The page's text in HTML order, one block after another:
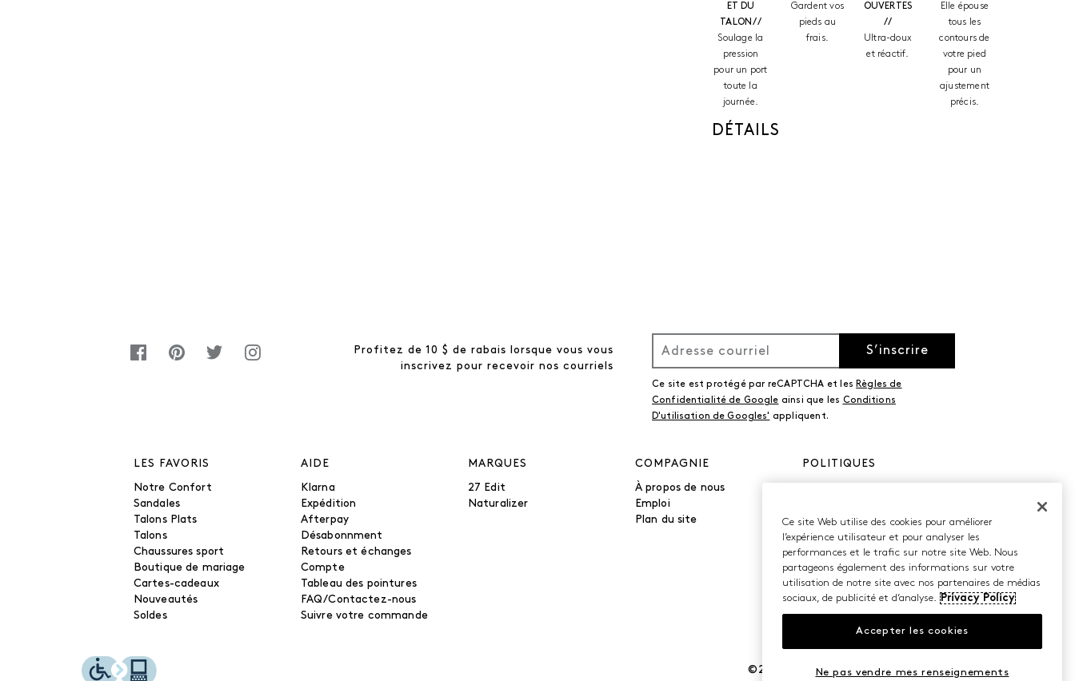
ET DU
TALON //
Soulage la
pression
pour un port
toute la
journée.
Gardent vos
pieds au
frais.
OUVERTES
//
Ultra-doux
et réactif.
Elle épouse
tous les
contours de
votre pied
pour un
ajustement
précis.
DÉTAILS
Profitez de 10 $ de rabais lorsque vous vous
inscrivez pour recevoir nos courriels
S’inscrire
Ce site est protégé par reCAPTCHA et les Règles de
Confidentialité de Google ainsi que les Conditions
D'utilisation de Googles' appliquent.
LES FAVORIS
Notre Confort
Sandales
Talons Plats
Talons
Chaussures sport
Boutique de mariage
Cartes-cadeaux
Nouveautés
Soldes
AIDE
Klarna
Expédition
Afterpay
Désabonnment
Retours et échanges
Compte
Tableau des pointures
FAQ/Contactez-nous
Suivre votre commande
MARQUES
27 Edit
Naturalizer
COMPAGNIE
À propos de nous
Emploi
Plan du site
POLITIQUES
Conditions d’utilisation
Accessibilité
©2026 Caleres, Inc. Tous droits réservés.
Ce site Web utilise des cookies pour améliorer
l’expérience utilisateur et pour analyser les
performances et le trafic sur notre site Web. Nous
partageons également des informations sur votre
utilisation de notre site avec nos partenaires de médias
sociaux, de publicité et d’analyse.
Privacy Policy
Accepter les cookies
Ne pas vendre mes renseignements